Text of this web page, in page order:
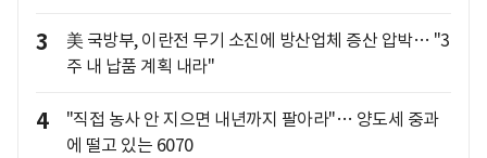
3
美 국방부, 이란전 무기 소진에 방산업체 증산 압박… "3
주 내 납품 계획 내라"
4
"직접 농사 안 지으면 내년까지 팔아라"… 양도세 중과
에 떨고 있는 6070